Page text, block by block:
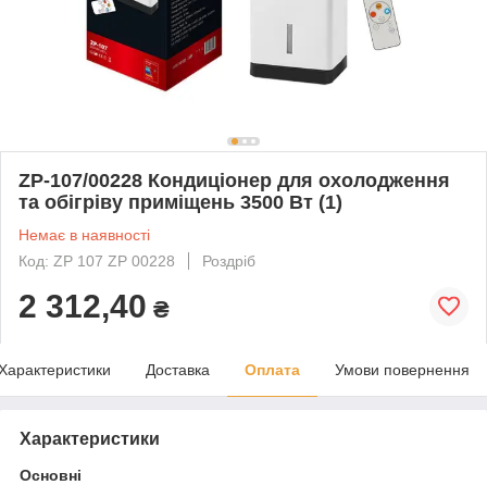
ZP-107/00228 Кондиціонер для охолодження
та обігріву приміщень 3500 Вт (1)
Немає в наявності
Код: ZP 107 ZP 00228
Роздріб
2 312,40 ₴
Доставка Оплата Умови повернення
Характеристики
Основні